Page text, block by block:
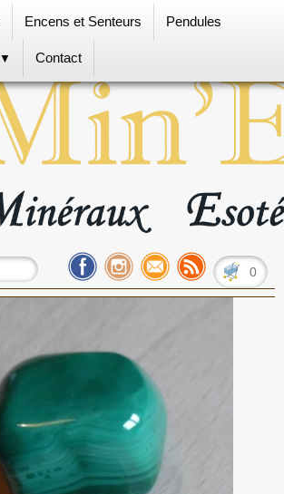
Encens et Senteurs Pendules
▼ Contact
0